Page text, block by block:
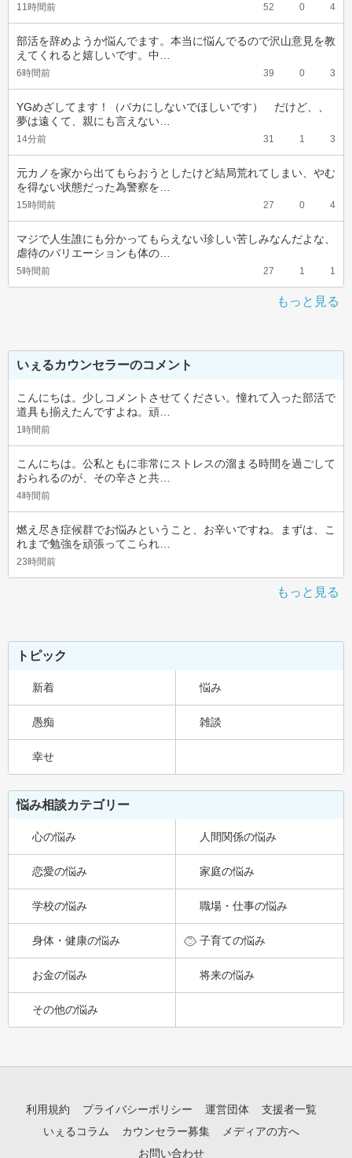
11時間前 52 0 4
部活を辞めようか悩んでます。本当に悩んでるので沢山意見を教
えてくれると嬉しいです。中…
6時間前 39 0 3
YGめざしてます！（バカにしないでほしいです）　だけど、、
夢は遠くて、親にも言えない…
14分前 31 1 3
元カノを家から出てもらおうとしたけど結局荒れてしまい、やむ
を得ない状態だった為警察を…
15時間前 27 0 4
マジで人生誰にも分かってもらえない珍しい苦しみなんだよな、
虐待のバリエーションも体の…
5時間前 27 1 1
もっと見る
いぇるカウンセラーのコメント
こんにちは。少しコメントさせてください。憧れて入った部活で
道具も揃えたんですよね。頑…
1時間前
こんにちは。公私ともに非常にストレスの溜まる時間を過ごして
おられるのが、その辛さと共…
4時間前
燃え尽き症候群でお悩みということ、お辛いですね。まずは、こ
れまで勉強を頑張ってこられ…
23時間前
もっと見る
トピック
新着 悩み
愚痴 雑談
幸せ
悩み相談カテゴリー
心の悩み 人間関係の悩み
恋愛の悩み 家庭の悩み
学校の悩み 職場・仕事の悩み
身体・健康の悩み 子育ての悩み
お金の悩み 将来の悩み
その他の悩み
利用規約 プライバシーポリシー 運営団体
支援者一覧
いぇるコラム
カウンセラー募集
メディアの方へ
お問い合わせ